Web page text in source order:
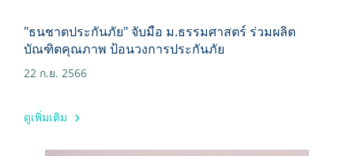
"ธนชาตประกันภัย" จับมือ ม.ธรรมศาสตร์ ร่วมผลิต
บัณฑิตคุณภาพ ป้อนวงการประกันภัย
22 ก.ย. 2566
ดูเพิ่มเติม